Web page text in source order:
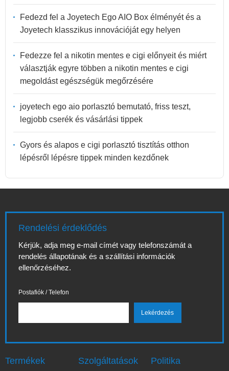
Fedezd fel a Joyetech Ego AIO Box élményét és a
Joyetech klasszikus innovációját egy helyen
Fedezze fel a nikotin mentes e cigi előnyeit és miért
választják egyre többen a nikotin mentes e cigi
megoldást egészségük megőrzésére
joyetech ego aio porlasztó bemutató, friss teszt,
legjobb cserék és vásárlási tippek
Gyors és alapos e cigi porlasztó tisztítás otthon
lépésről lépésre tippek minden kezdőnek
Rendelési érdeklődés
Kérjük, adja meg e-mail címét vagy telefonszámát a
rendelés állapotának és a szállítási információk
ellenőrzéséhez.
Postafiók / Telefon
Termékek Szolgáltatások Politika